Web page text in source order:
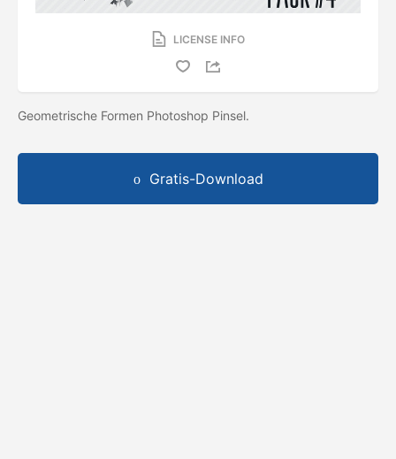
LICENSE INFO
Geometrische Formen Photoshop Pinsel.
Gratis-Download